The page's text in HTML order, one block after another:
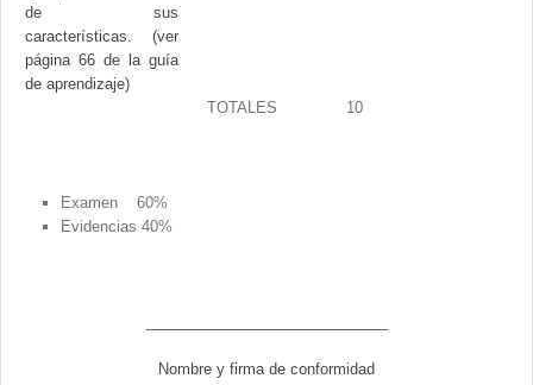
de sus
características. (ver
página 66 de la guía
de aprendizaje)
TOTALES 10
Examen 60%
Evidencias 40%
Nombre y firma de conformidad